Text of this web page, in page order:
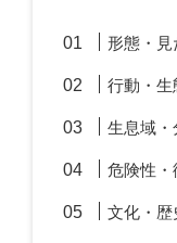
形態・見
行動・生
生息域・
危険性・
文化・歴